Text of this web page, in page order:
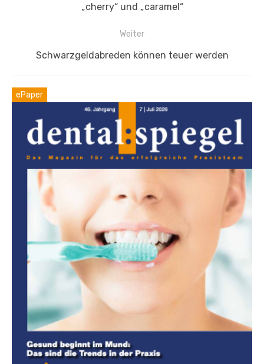
„cherry“ und „caramel“
Weiter
Nächster
Schwarzgeldabreden können teuer werden
ePaper